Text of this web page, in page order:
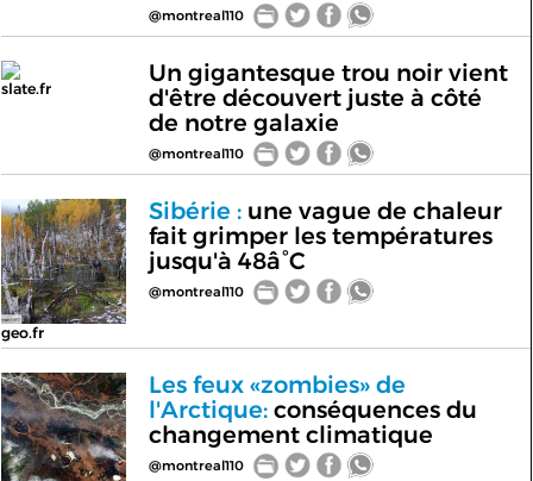
@montreal110
slate.fr
Un gigantesque trou noir vient
d'être découvert juste à côté
de notre galaxie
@montreal110
geo.fr
Sibérie :une vague de chaleur
fait grimper les températures
jusqu'à 48â°C
@montreal110
Les feux «zombies» de
l'Arctique:conséquences du
changement climatique
@montreal110